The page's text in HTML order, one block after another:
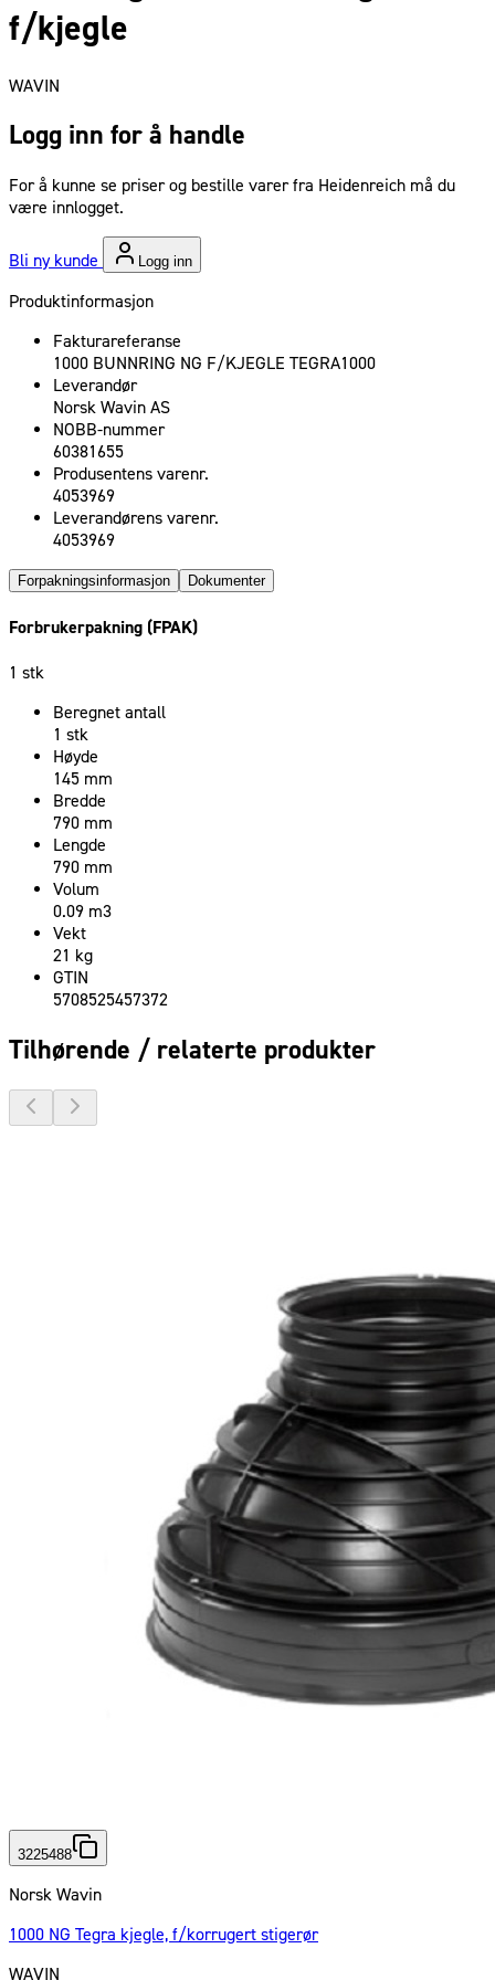
f/kjegle
WAVIN
Logg inn for å handle
For å kunne se priser og bestille varer fra Heidenreich må du
være innlogget.
Bli ny kunde Logg inn
Produktinformasjon
Fakturareferanse
1000 BUNNRING NG F/KJEGLE TEGRA1000
Leverandør
Norsk Wavin AS
NOBB-nummer
60381655
Produsentens varenr.
4053969
Leverandørens varenr.
4053969
Forpakningsinformasjon Dokumenter
Forbrukerpakning (FPAK)
1 stk
Beregnet antall
1 stk
Høyde
145 mm
Bredde
790 mm
Lengde
790 mm
Volum
0.09 m3
Vekt
21 kg
GTIN
5708525457372
Tilhørende / relaterte produkter
3225488
Norsk Wavin
1000 NG Tegra kjegle, f/korrugert stigerør
WAVIN